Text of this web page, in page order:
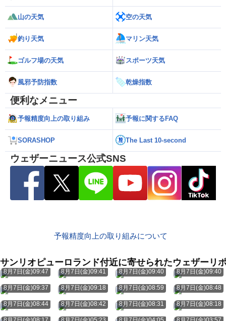
山の天気 空の天気
釣り天気 マリン天気
ゴルフ場の天気 スポーツ天気
風邪予防指数 乾燥指数
便利なメニュー
予報精度向上の取り組み 予報に関するFAQ
SORASHOP The Last 10-second
ウェザーニュース公式SNS
予報精度向上の取り組みについて
サンリオピューロランド付近に寄せられたウェザーリ
8月7日(金)09:47 8月7日(金)09:41 8月7日(金)09:40 8月7日(金)09:40
8月7日(金)09:37 8月7日(金)09:18 8月7日(金)08:59 8月7日(金)08:48
8月7日(金)08:44 8月7日(金)08:42 8月7日(金)08:31 8月7日(金)08:18